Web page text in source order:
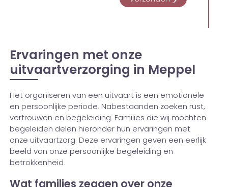
Ervaringen met onze
uitvaartverzorging in Meppel
Het organiseren van een uitvaart is een emotionele
en persoonlijke periode. Nabestaanden zoeken rust,
vertrouwen en begeleiding. Families die wij mochten
begeleiden delen hieronder hun ervaringen met
onze uitvaartzorg. Deze ervaringen geven een eerlijk
beeld van onze persoonlijke begeleiding en
betrokkenheid.
Wat families zeggen over onze